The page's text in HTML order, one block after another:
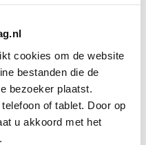
cookies om de website
bestanden die de
bezoeker plaatst.
of tablet. Door op
u akkoord met het
voor uw woning